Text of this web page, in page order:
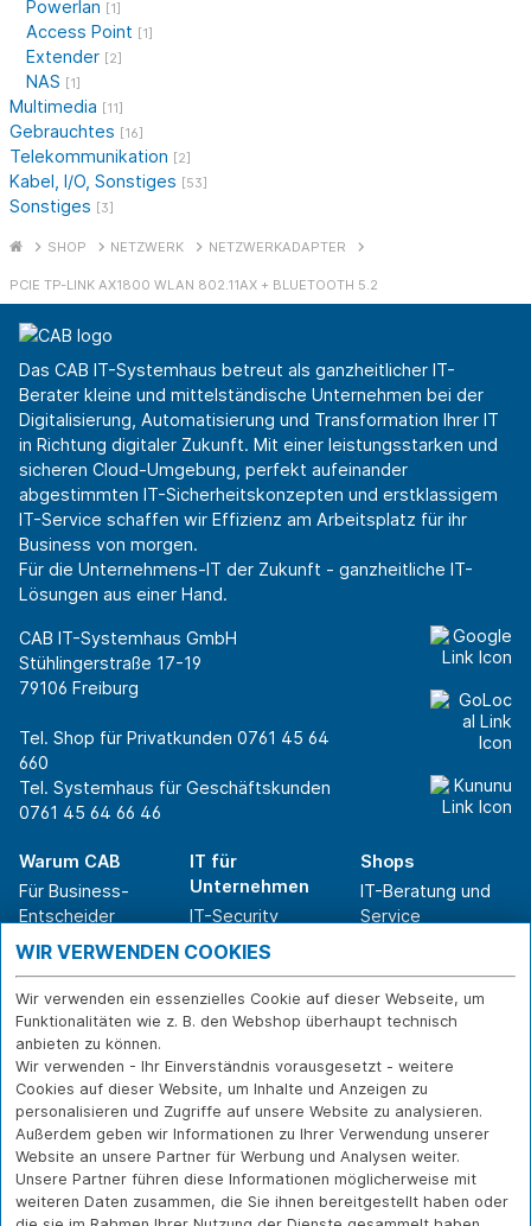
Powerlan [1]
Access Point [1]
Extender [2]
NAS [1]
Multimedia [11]
Gebrauchtes [16]
Telekommunikation [2]
Kabel, I/O, Sonstiges [53]
Sonstiges [3]
SHOP NETZWERK NETZWERKADAPTER
PCIE TP-LINK AX1800 WLAN 802.11AX + BLUETOOTH 5.2
Das CAB IT-Systemhaus betreut als ganzheitlicher IT-
Berater kleine und mittelständische Unternehmen bei der
Digitalisierung, Automatisierung und Transformation Ihrer IT
in Richtung digitaler Zukunft. Mit einer leistungsstarken und
sicheren Cloud-Umgebung, perfekt aufeinander
abgestimmten IT-Sicherheitskonzepten und erstklassigem
IT-Service schaffen wir Effizienz am Arbeitsplatz für ihr
Business von morgen.
Für die Unternehmens-IT der Zukunft - ganzheitliche IT-
Lösungen aus einer Hand.
CAB IT-Systemhaus GmbH
Stühlingerstraße 17-19
79106 Freiburg
Tel. Shop für Privatkunden 0761 45 64
660
Tel. Systemhaus für Geschäftskunden
0761 45 64 66 46
Warum CAB
Für Business-
Entscheider
Für IT-Leiter
Für Privatkunden
Erfolgsgeschichte
n
Branchen
IT für
Unternehmen
IT-Security
IT-Infrastruktur
IT-Service
Softwarelösungen
WLAN-Lösungen
Shops
IT-Beratung und
Service
Versand- und
Zahlarten
Widerruf
Über CAB
Karriere
Sponsoring
Partner
News
Kontakt
IMPRESSUM
DATENSCHUTZ
FERNWARTUNG
WIR VERWENDEN COOKIES
Wir verwenden ein essenzielles Cookie auf dieser Webseite, um
Funktionalitäten wie z. B. den Webshop überhaupt technisch
anbieten zu können.
Wir verwenden - Ihr Einverständnis vorausgesetzt - weitere
Cookies auf dieser Website, um Inhalte und Anzeigen zu
personalisieren und Zugriffe auf unsere Website zu analysieren.
Außerdem geben wir Informationen zu Ihrer Verwendung unserer
Website an unsere Partner für Werbung und Analysen weiter.
Unsere Partner führen diese Informationen möglicherweise mit
weiteren Daten zusammen, die Sie ihnen bereitgestellt haben oder